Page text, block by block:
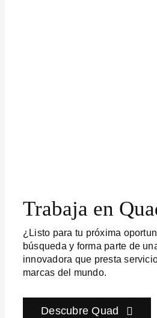
Trabaja en
¿Listo para tu próxima
búsqueda y forma parte de
innovadora que presta
marcas del mundo.
Descubre Quad